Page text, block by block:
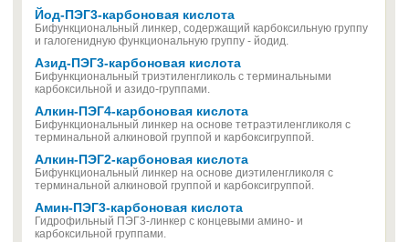
Йод-ПЭГ3-карбоновая кислота
Бифункциональный линкер, содержащий карбоксильную группу
и галогенидную функциональную группу - йодид.
Азид-ПЭГ3-карбоновая кислота
Бифункциональный триэтиленгликоль с терминальными
карбоксильной и азидо-группами.
Алкин-ПЭГ4-карбоновая кислота
Бифункциональный линкер на основе тетраэтиленгликоля с
терминальной алкиновой группой и карбоксигруппой.
Алкин-ПЭГ2-карбоновая кислота
Бифункциональный линкер на основе диэтиленгликоля с
терминальной алкиновой группой и карбоксигруппой.
Амин-ПЭГ3-карбоновая кислота
Гидрофильный ПЭГ3-линкер с концевыми амино- и
карбоксильной группами.